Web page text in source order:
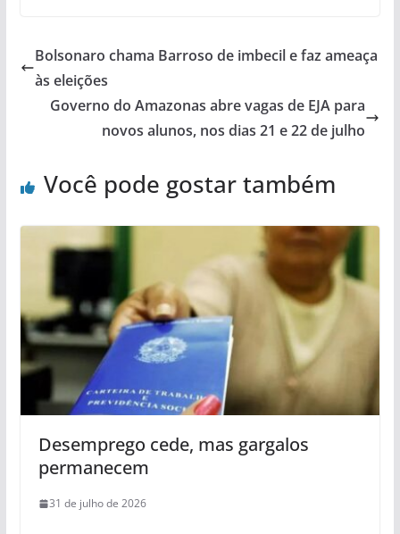
Bolsonaro chama Barroso de imbecil e faz ameaça
às eleições
Governo do Amazonas abre vagas de EJA para
novos alunos, nos dias 21 e 22 de julho
Você pode gostar também
Desemprego cede, mas gargalos
permanecem
31 de julho de 2026